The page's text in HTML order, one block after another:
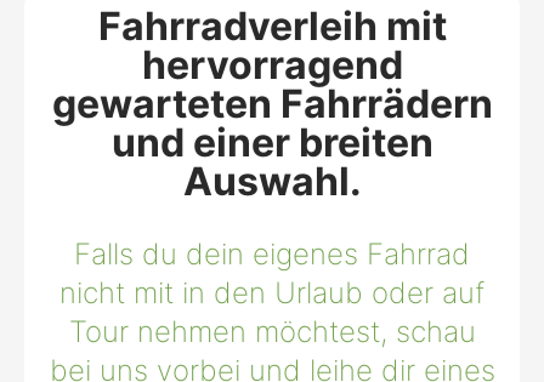
Fahrradverleih mit
hervorragend
gewarteten Fahrrädern
und einer breiten
Auswahl.
Falls du dein eigenes Fahrrad
nicht mit in den Urlaub oder auf
Tour nehmen möchtest, schau
bei uns vorbei und leihe dir eines